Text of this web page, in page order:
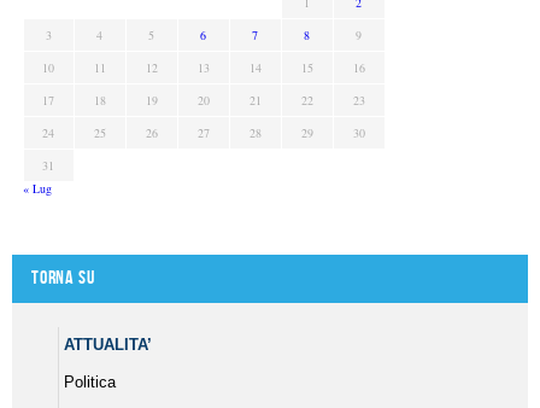
3
4 5 6 7 8
9
10
11 12 13 14 15
16
17
18 19 20 21 22
23
24
25 26 27 28 29
30
31
« Lug
Torna su
ATTUALITA’
Politica